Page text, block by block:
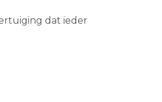
dat ieder